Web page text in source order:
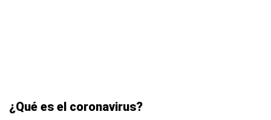
¿Qué es el coronavirus?